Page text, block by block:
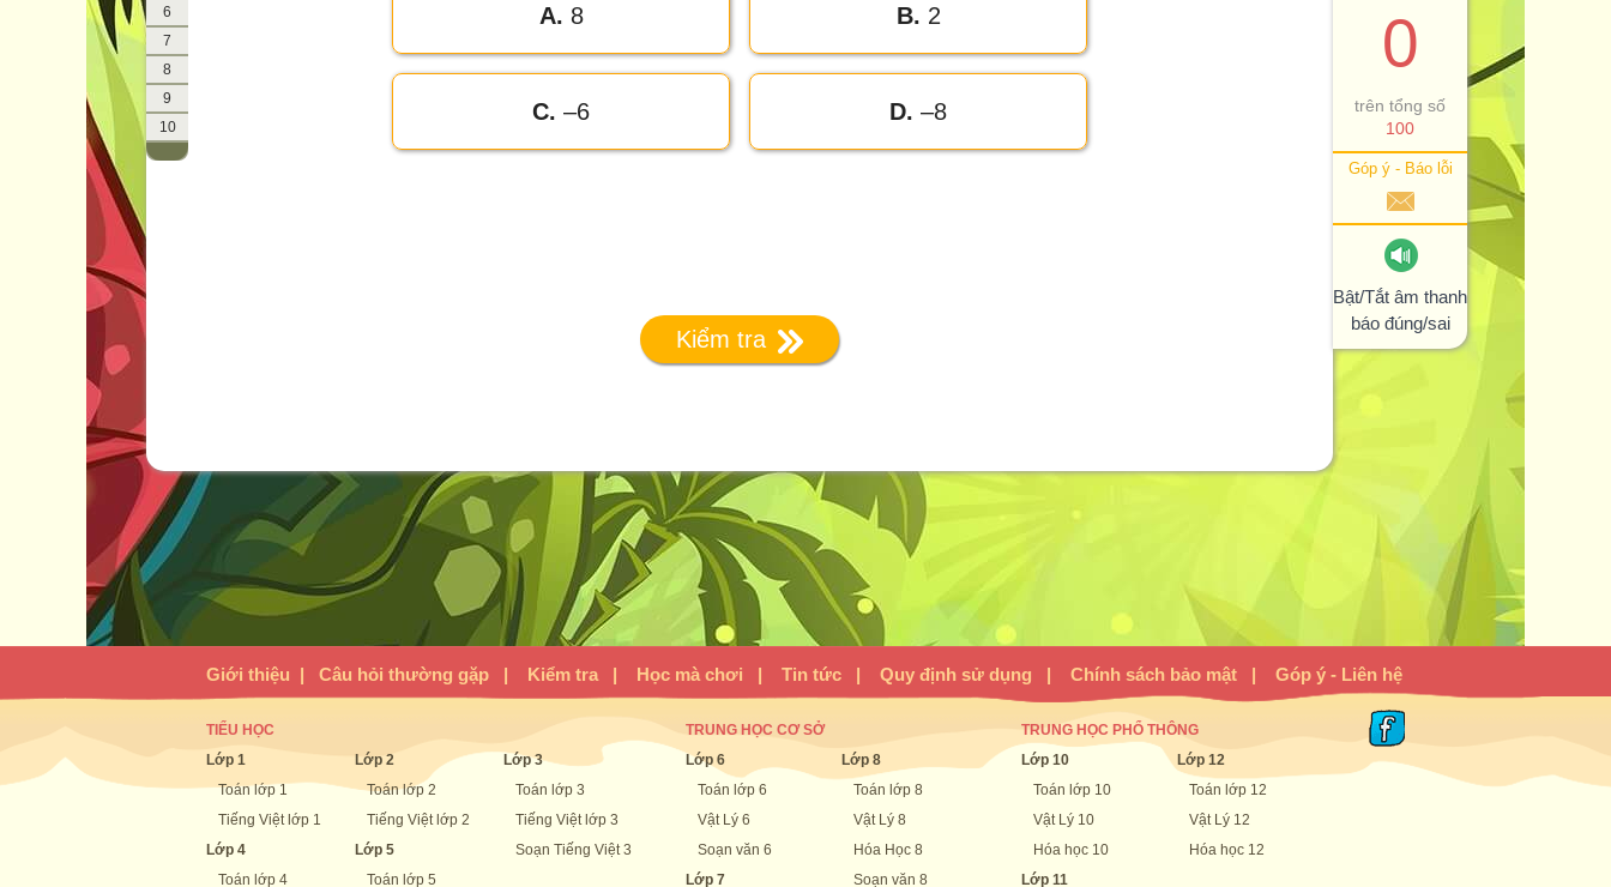
6
7
8
9
10
A. 8 B. 2
C. –6 D. –8
Kiểm tra
0
trên tổng số
100
Góp ý - Báo lỗi
Bật/Tắt âm thanh
báo đúng/sai
Giới thiệu | Câu hỏi thường gặp | Kiểm tra | Học mà chơi | Tin tức | Quy định sử dụng | Chính sách bảo mật | Góp ý - Liên hệ
TIỂU HỌC
Lớp 1
Toán lớp 1
Tiếng Việt lớp 1
Lớp 4
Toán lớp 4
Lớp 2
Toán lớp 2
Tiếng Việt lớp 2
Lớp 5
Toán lớp 5
Lớp 3
Toán lớp 3
Tiếng Việt lớp 3
Soạn Tiếng Việt 3
TRUNG HỌC CƠ SỞ
Lớp 6
Toán lớp 6
Vật Lý 6
Soạn văn 6
Lớp 7
Lớp 8
Toán lớp 8
Vật Lý 8
Hóa Học 8
Soạn văn 8
TRUNG HỌC PHỔ THÔNG
Lớp 10
Toán lớp 10
Vật Lý 10
Hóa học 10
Lớp 11
Lớp 12
Toán lớp 12
Vật Lý 12
Hóa học 12